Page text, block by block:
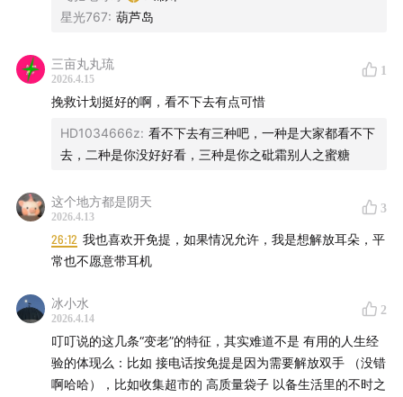
星光767: 葫芦岛
三亩丸丸琉
2026.4.15
1
挽救计划挺好的啊，看不下去有点可惜
HD1034666z: 看不下去有三种吧，一种是大家都看不下
去，二种是你没好好看，三种是你之砒霜别人之蜜糖
这个地方都是阴天
2026.4.13
3
26:12 我也喜欢开免提，如果情况允许，我是想解放耳朵，平
常也不愿意带耳机
冰小水
2026.4.14
2
叮叮说的这几条“变老”的特征，其实难道不是 有用的人生经
验的体现么：比如 接电话按免提是因为需要解放双手 （没错
啊哈哈），比如收集超市的 高质量袋子 以备生活里的不时之